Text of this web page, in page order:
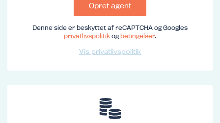
Opret agent
Denne side er beskyttet af reCAPTCHA og Googles
privatlivspolitikogbetingelser.
Vis privatlivspolitik